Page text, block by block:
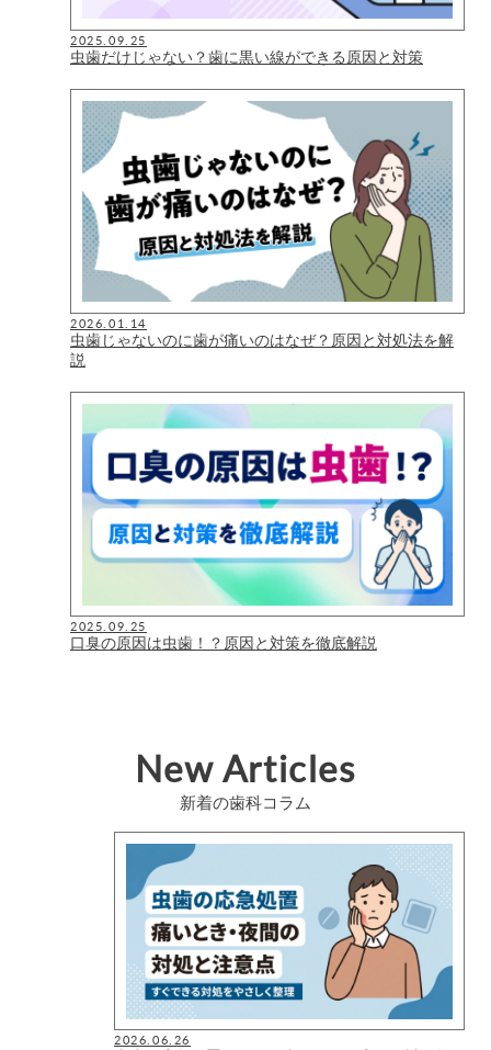
2025.09.25
虫歯だけじゃない？歯に黒い線ができる原因と対策
2026.01.14
虫歯じゃないのに歯が痛いのはなぜ？原因と対処法を解
説
2025.09.25
口臭の原因は虫歯！？原因と対策を徹底解説
New Articles
新着の歯科コラム
2026.06.26